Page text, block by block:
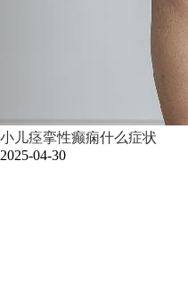
小儿痉挛性癫痫什么症状
2025-04-30